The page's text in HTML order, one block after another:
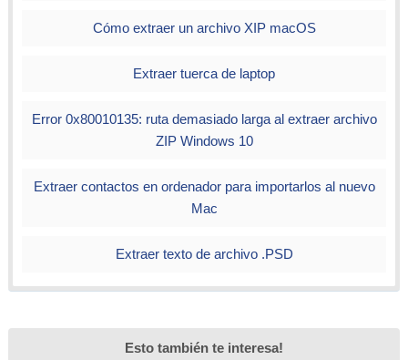
Cómo extraer un archivo XIP macOS
Extraer tuerca de laptop
Error 0x80010135: ruta demasiado larga al extraer archivo
ZIP Windows 10
Extraer contactos en ordenador para importarlos al nuevo
Mac
Extraer texto de archivo .PSD
Esto también te interesa!